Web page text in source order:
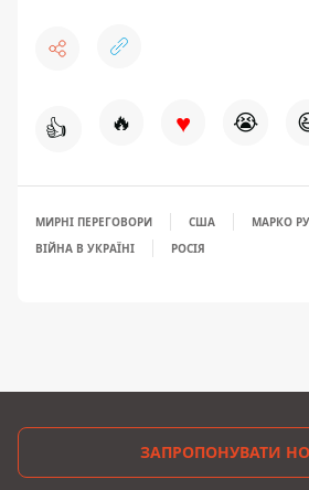
👍 🔥 ♥ 😭
МИРНІ ПЕРЕГОВОРИ США
МАРКО
ВІЙНА В УКРАЇНІ
РОСІЯ
ЗАПРОПОНУВАТИ